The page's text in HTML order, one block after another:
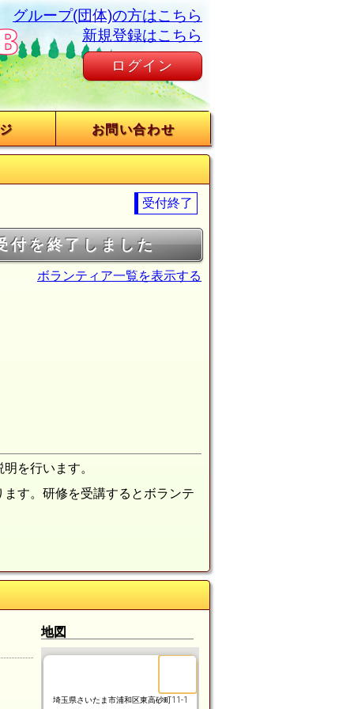
グループ(団体)の方はこちら
新規登録はこちら
ログイン
お問い合わせ
受付終了
付を終了しました
ボランティア一覧を表示する
を行います。
す。研修を受講するとボランテ
地図
埼玉県さいたま市浦和区東高砂町11-1